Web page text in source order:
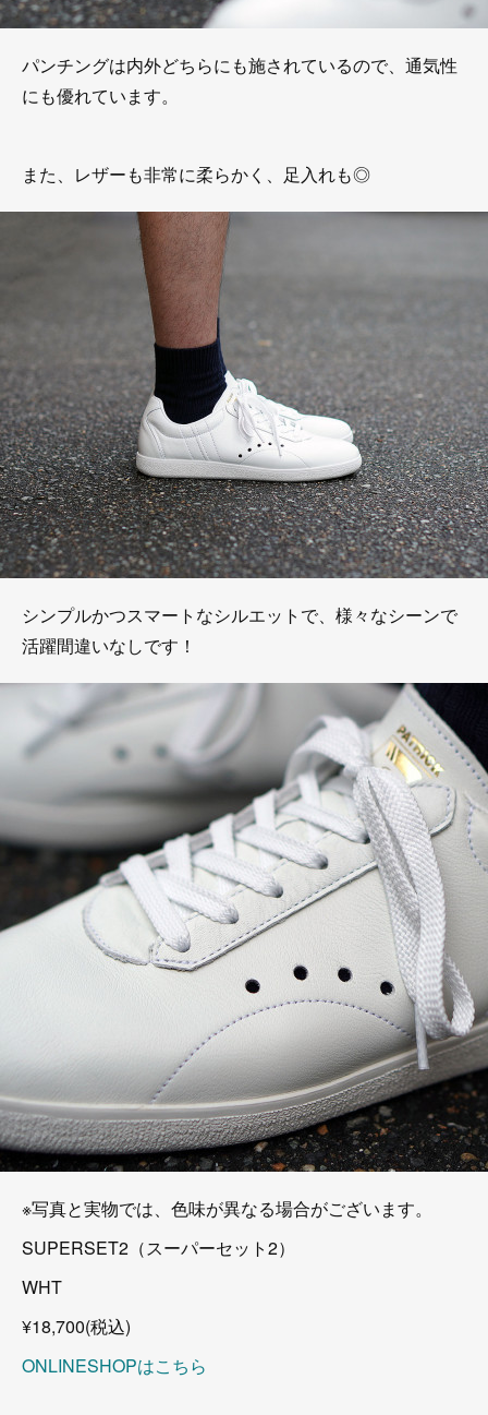
パンチングは内外どちらにも施されているので、通気性
にも優れています。
また、レザーも非常に柔らかく、足入れも◎
シンプルかつスマートなシルエットで、様々なシーンで
活躍間違いなしです！
※写真と実物では、色味が異なる場合がございます。
SUPERSET2（スーパーセット2）
WHT
¥18,700(税込)
ONLINESHOPはこちら